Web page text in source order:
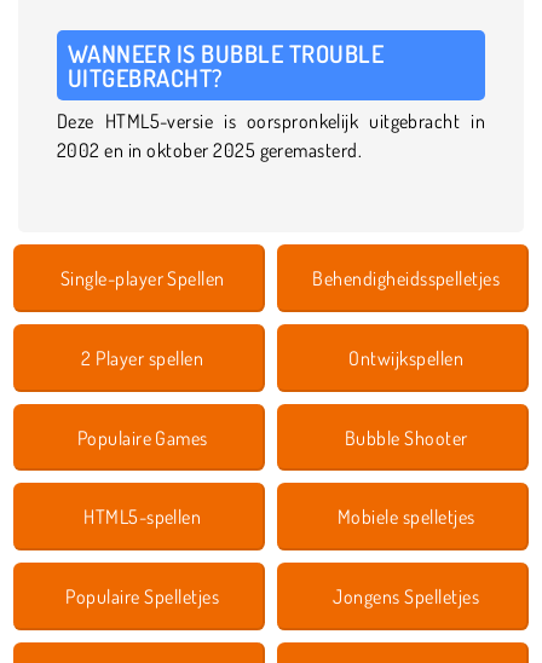
WANNEER IS BUBBLE TROUBLE
UITGEBRACHT?
Deze HTML5-versie is oorspronkelijk uitgebracht in
2002 en in oktober 2025 geremasterd.
Single-player Spellen Behendigheidsspelletjes
2 Player spellen Ontwijkspellen
Populaire Games Bubble Shooter
HTML5-spellen Mobiele spelletjes
Populaire Spelletjes Jongens Spelletjes